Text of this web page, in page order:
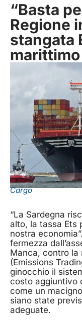
“Basta
Regione
stangata
marittimo
Cargo
“La Sardegna
alto, la tassa Ets
nostra
fermezza
Manca, contro la
(Emissions
ginocchio il
costo aggiuntivo
come un
siano state
adeguate.